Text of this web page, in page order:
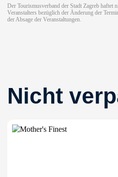
Der Tourismusverband der Stadt Zagreb haftet
Veranstalters bezüglich der Änderung der
der Absage der Veranstaltungen.
Nicht